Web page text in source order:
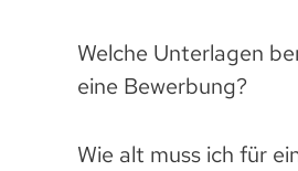
Welche Unterlagen
eine Bewerbung?
Wie alt muss ich für